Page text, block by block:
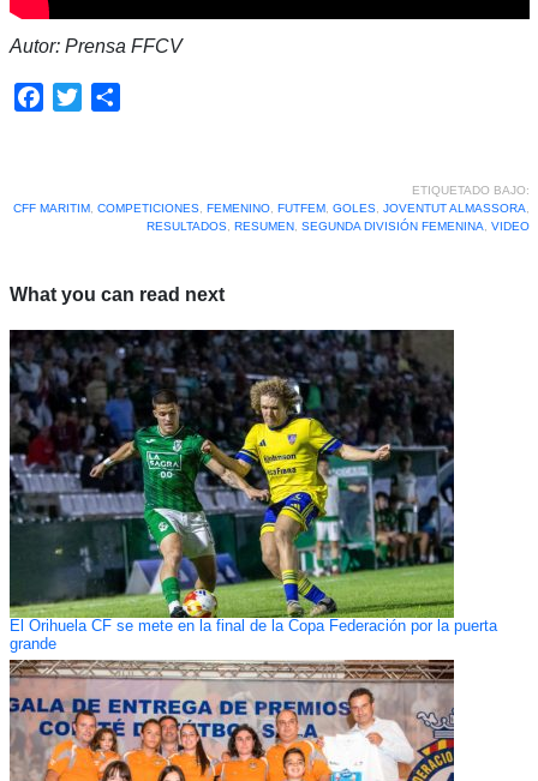
Autor: Prensa FFCV
Facebook
Twitter
ETIQUETADO BAJO:
CFF MARITIM, COMPETICIONES, FEMENINO, FUTFEM, GOLES, JOVENTUT ALMASSORA
RESULTADOS, RESUMEN, SEGUNDA DIVISIÓN FEMENINA VIDEO
What you can read next
El Orihuela CF se mete en la final de la Copa Federación por la puerta
grande